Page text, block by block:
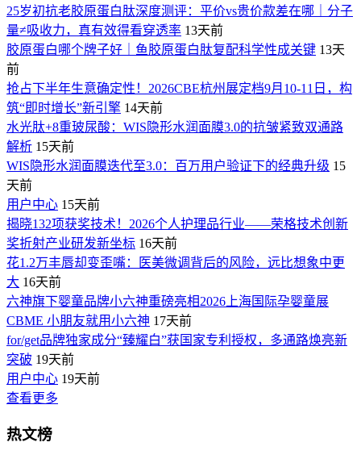
25岁初抗老胶原蛋白肽深度测评：平价vs贵价款差在哪｜分子
量≠吸收力，真有效得看穿透率 13天前
胶原蛋白哪个牌子好｜鱼胶原蛋白肽复配科学性成关键 13天
前
抢占下半年生意确定性！2026CBE杭州展定档9月10-11日，构
筑“即时增长”新引擎 14天前
水光肽+8重玻尿酸：WIS隐形水润面膜3.0的抗皱紧致双通路
解析 15天前
WIS隐形水润面膜迭代至3.0：百万用户验证下的经典升级 15
天前
用户中心 15天前
揭晓132项获奖技术！2026个人护理品行业——荣格技术创新
奖折射产业研发新坐标 16天前
花1.2万丰唇却变歪嘴：医美微调背后的风险，远比想象中更
大 16天前
六神旗下婴童品牌小六神重磅亮相2026上海国际孕婴童展
CBME 小朋友就用小六神 17天前
for/get品牌独家成分“臻耀白”获国家专利授权，多通路焕亮新
突破 19天前
用户中心 19天前
查看更多
热文榜